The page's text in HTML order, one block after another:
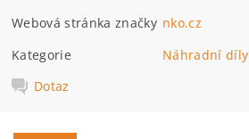
Webová stránka značky nko.cz
Kategorie
Náhradní díly
Dotaz